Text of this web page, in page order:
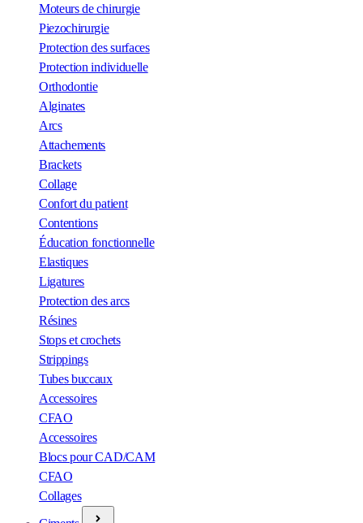
Moteurs de chirurgie
Piezochirurgie
Protection des surfaces
Protection individuelle
Orthodontie
Alginates
Arcs
Attachements
Brackets
Collage
Confort du patient
Contentions
Éducation fonctionnelle
Elastiques
Ligatures
Protection des arcs
Résines
Stops et crochets
Strippings
Tubes buccaux
Accessoires
CFAO
Accessoires
Blocs pour CAD/CAM
CFAO
Collages